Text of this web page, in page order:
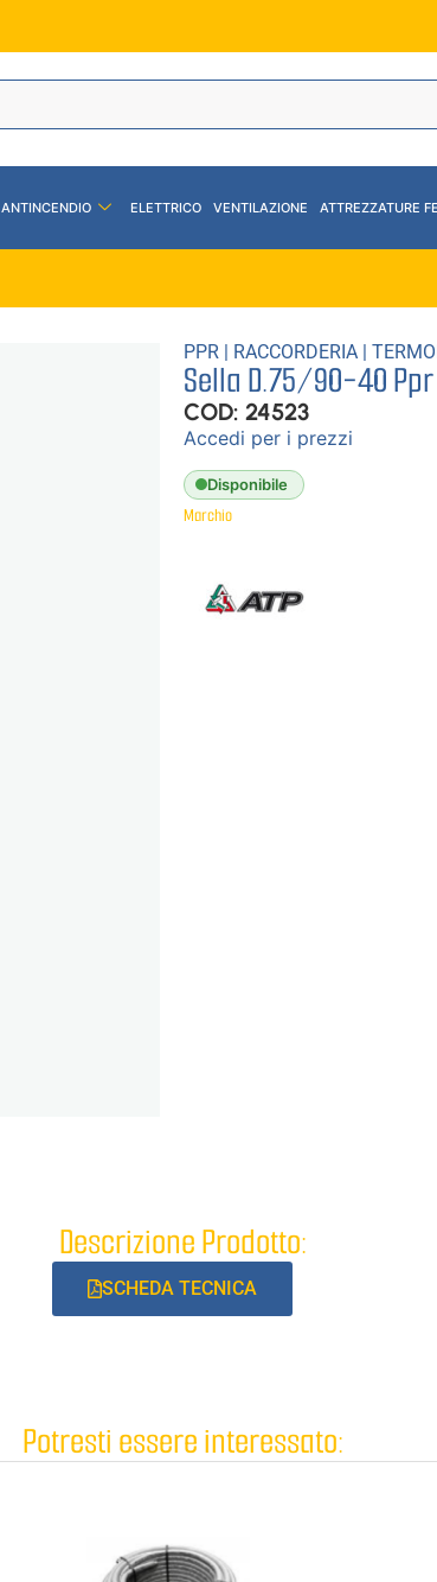
ANTINCENDIO ELETTRICO VENTILAZIONE ATTREZZATURE
PPR | RACCORDERIA |
Sella D.75/90-40 Ppr
COD: 24523
Accedi per i prezzi
Disponibile
Marchio
Descrizione Prodotto:
SCHEDA TECNICA
Potresti essere interessato: